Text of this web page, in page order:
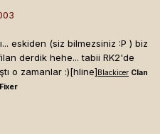
eskiden (siz bilmezsiniz :P ) biz
derdik hehe... tabii RK2'de
o zamanlar :)[hline] Blackicer Clan